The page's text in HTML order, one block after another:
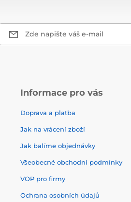
Zde napište váš e-mail
Informace pro vás
Doprava a platba
Jak na vrácení zboží
Jak balíme objednávky
Všeobecné obchodní podmínky
VOP pro firmy
Ochrana osobních údajů